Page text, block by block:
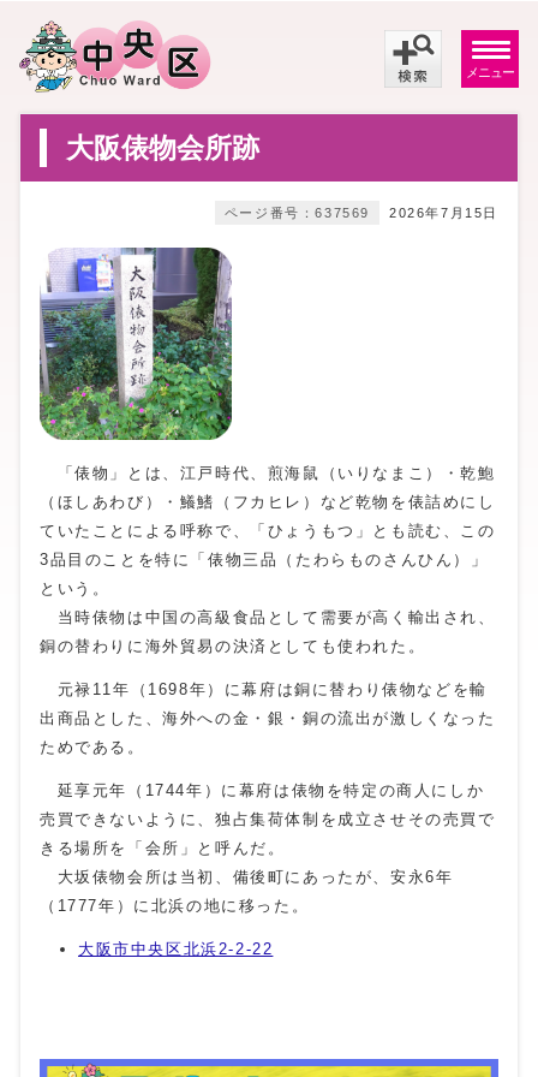
メニュー
大阪俵物会所跡
2026年7月15日
ページ番号：637569
「俵物」とは、江戸時代、煎海鼠（いりなまこ）・乾鮑
（ほしあわび）・鱶鰭（フカヒレ）など乾物を俵詰めにし
ていたことによる呼称で、「ひょうもつ」とも読む、この
3品目のことを特に「俵物三品（たわらものさんひん）」
という。
当時俵物は中国の高級食品として需要が高く輸出され、
銅の替わりに海外貿易の決済としても使われた。
元禄11年（1698年）に幕府は銅に替わり俵物などを輸
出商品とした、海外への金・銀・銅の流出が激しくなった
ためである。
延享元年（1744年）に幕府は俵物を特定の商人にしか
売買できないように、独占集荷体制を成立させその売買で
きる場所を「会所」と呼んだ。
大坂俵物会所は当初、備後町にあったが、安永6年
（1777年）に北浜の地に移った。
大阪市中央区北浜2-2-22